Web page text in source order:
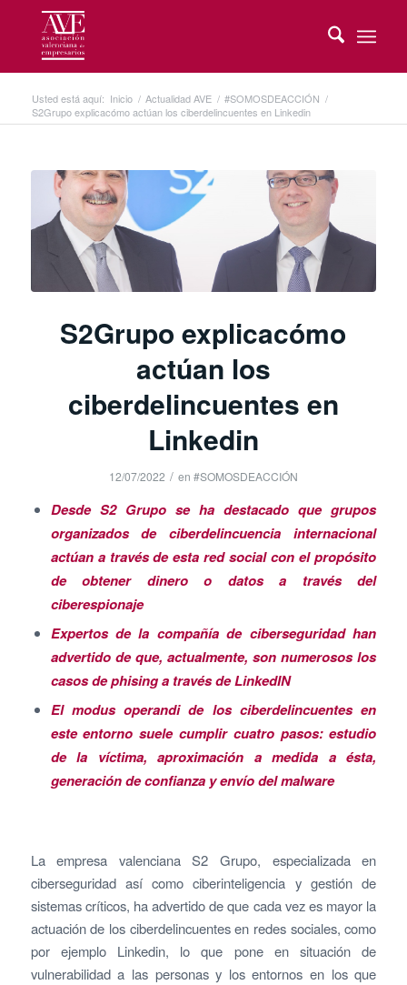
Usted está aquí: Inicio / Actualidad AVE / #SOMOSDEACCIÓN /
S2Grupo explicacómo actúan los ciberdelincuentes en Linkedin
S2Grupo explicacómo
actúan los
ciberdelincuentes en
Linkedin
12/07/2022 / en #SOMOSDEACCIÓN
Desde S2 Grupo se ha destacado que grupos
organizados de ciberdelincuencia internacional
actúan a través de esta red social con el propósito
de obtener dinero o datos a través del
ciberespionaje
Expertos de la compañía de ciberseguridad han
advertido de que, actualmente, son numerosos los
casos de phising a través de LinkedIN
El modus operandi de los ciberdelincuentes en
este entorno suele cumplir cuatro pasos: estudio
de la víctima, aproximación a medida a ésta,
generación de confianza y envío del malware
La empresa valenciana S2 Grupo, especializada en
ciberseguridad así como ciberinteligencia y gestión de
sistemas críticos, ha advertido de que cada vez es mayor la
actuación de los ciberdelincuentes en redes sociales, como
por ejemplo Linkedin, lo que pone en situación de
vulnerabilidad a las personas y los entornos en los que